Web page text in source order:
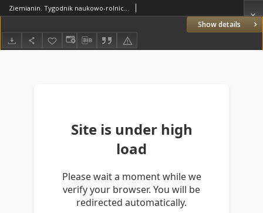
Show details
Ziemianin. Tygodnik naukowo-rolniczy i ekonomiczny; organ Centralnego Towarzystwa Gospodarczego w Wielkiem Księstwie Poznańskiem 1907.05.11 R.57 Nr.19